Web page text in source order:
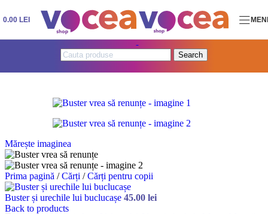
Skip to navigationSkip to main content
0.00 LEI
Search
Mărește imaginea
Prima pagină / Cărți / Cărți pentru copii
Buster și urechile lui buclucașe 45.00 lei
Back to products